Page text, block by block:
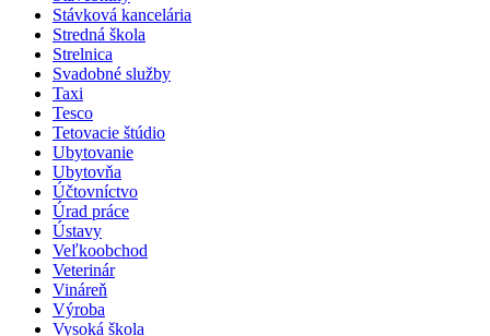
Stávková kancelária
Stredná škola
Strelnica
Svadobné služby
Taxi
Tesco
Tetovacie štúdio
Ubytovanie
Ubytovňa
Účtovníctvo
Úrad práce
Ústavy
Veľkoobchod
Veterinár
Vináreň
Výroba
Vysoká škola